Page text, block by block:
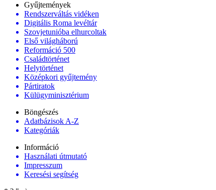
Gyűjtemények
Rendszerváltás vidéken
Digitális Roma levéltár
Szovjetunióba elhurcoltak
Első világháború
Reformáció 500
Családtörténet
Helytörténet
Középkori gyűjtemény
Pártiratok
Külügyminisztérium
Böngészés
Adatbázisok A-Z
Kategóriák
Információ
Használati útmutató
Impresszum
Keresési segítség